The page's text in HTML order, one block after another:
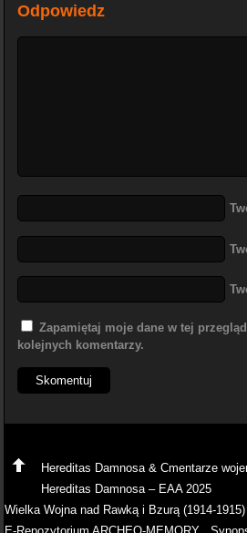
Odpowiedz
Zapamiętaj moje dane w tej
kolejnych komentarzy.
Hereditas Damnosa & Cmentarze
Hereditas Damnosa – EAA 2025
Wielka Wojna nad Rawką i Bzurą (1914-1915)